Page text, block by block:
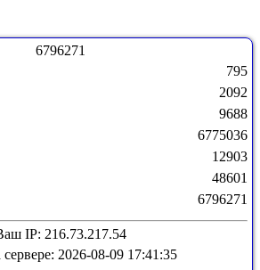
6796271
795
2092
9688
6775036
12903
48601
6796271
IP: 216.73.217.54
2026-08-09 17:41:35